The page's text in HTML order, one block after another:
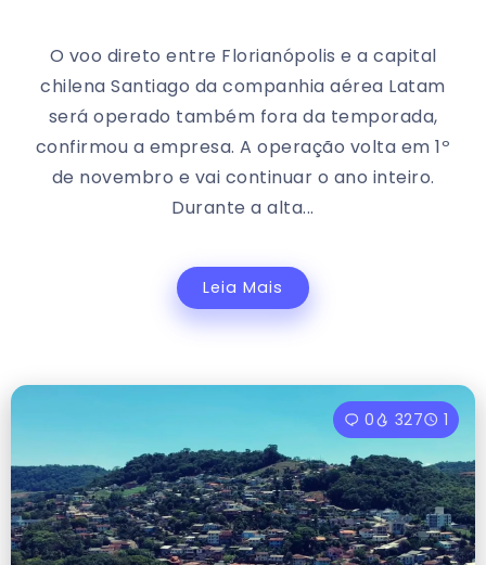
O voo direto entre Florianópolis e a capital
chilena Santiago da companhia aérea Latam
será operado também fora da temporada,
confirmou a empresa. A operação volta em 1º
de novembro e vai continuar o ano inteiro.
Durante a alta...
Leia Mais
0 327 1